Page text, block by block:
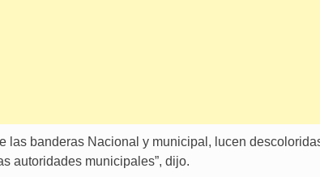
las banderas Nacional y municipal, lucen
autoridades municipales”, dijo.